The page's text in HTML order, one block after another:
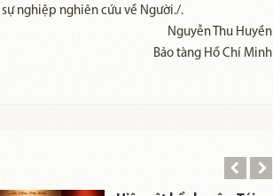
nghiệp nghiên cứu về Người./.
Nguyễn Thu Huyền
Bảo tàng Hồ Chí Minh